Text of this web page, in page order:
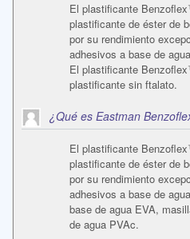
El plastificante
plastificante de éster de
por su rendimiento
adhesivos a base de
El plastificante
plastificante sin ftalato.
¿Qué es Eastman
El plastificante
plastificante de éster de
por su rendimiento
adhesivos a base de
base de agua EVA,
de agua PVAc.